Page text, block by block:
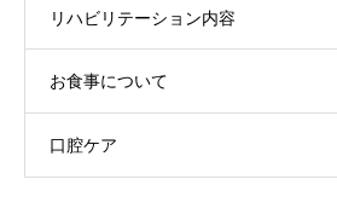
リハビリテーション内容
お食事について
口腔ケア